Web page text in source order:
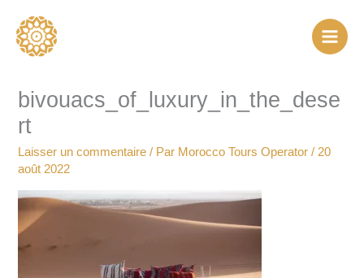
contenu
bivouacs_of_luxury_in_the_dese
rt
Laisser un commentaire / Par Morocco Tours Operator/ 20
août 2022